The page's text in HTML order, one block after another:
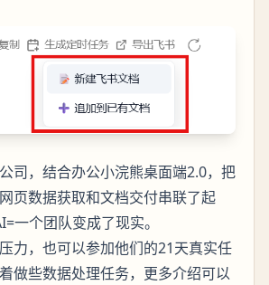
司，结合办公小浣熊桌面端2.0，把
页数据获取和文档交付串联了起
一个团队变成了现实。
力，也可以参加他们的21天真实任
做些数据处理任务，更多介绍可以